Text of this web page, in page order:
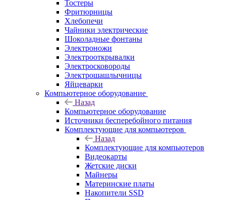
Тостеры
Фритюрницы
Хлебопечи
Чайники электрические
Шоколадные фонтаны
Электроножи
Электрооткрывалки
Электросковороды
Электрошашлычницы
Яйцеварки
Компьютерное оборудование
Назад
Компьютерное оборудование
Источники бесперебойного питания
Комплектующие для компьютеров
Назад
Комплектующие для компьютеров
Видеокарты
Жетские диски
Майнеры
Материнские платы
Накопители SSD